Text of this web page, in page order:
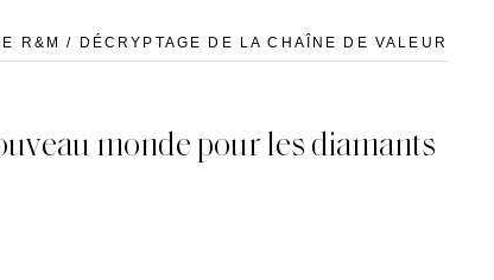
R&M / DÉCRYPTAGE DE LA CHAÎNE DE VALEUR
monde pour les diamants